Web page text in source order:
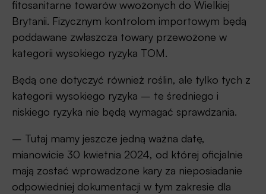
fitosanitarne towarów wwożonych do Wielkiej
Brytanii. Fizycznym kontrolom importowym będą
poddawane zwłaszcza towary przewożone w
kategorii wysokiego ryzyka TOM.
Będą one dotyczyć również roślin, ale tylko tych z
kategorii wysokiego ryzyka – te średniego i
niskiego ryzyka nie będą wymagać sprawdzania.
– Tutaj mamy jeszcze jedną ważna datę,
mianowicie 30 kwietnia 2024, od której oficjalnie
mają zostać wprowadzone kary za nieposiadanie
odpowiedniej dokumentacji w tym zakresie dla